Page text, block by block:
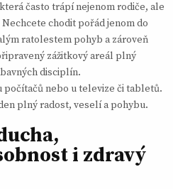
často trápí nejenom rodiče, ale
chodit pořád jenom do
ratolestem pohyb a zároveň
zážitkový areál plný
disciplín.
počítačů nebo u televize či tabletů.
plný radost, veselí a pohybu.
i zdravý